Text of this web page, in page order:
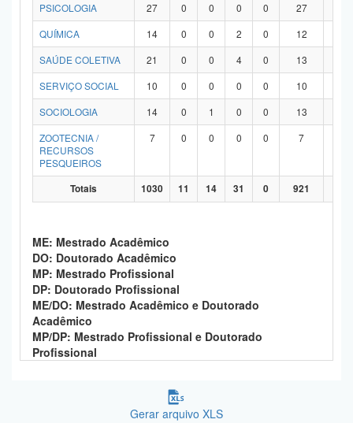
PSICOLOGIA 27 0 0 0 0 27
QUÍMICA
14 0 0 2 0 12
SAÚDE COLETIVA
21 0 0 4 0 13
SERVIÇO SOCIAL
10 0 0 0 0 10
SOCIOLOGIA
14 0 1 0 0 13
ZOOTECNIA /
RECURSOS
PESQUEIROS
7 0 0 0 0 7
Totais 1030 11 14 31 0 921
ME: Mestrado Acadêmico
DO: Doutorado Acadêmico
MP: Mestrado Profissional
DP: Doutorado Profissional
ME/DO: Mestrado Acadêmico e Doutorado
Acadêmico
MP/DP: Mestrado Profissional e Doutorado
Profissional
Gerar arquivo XLS